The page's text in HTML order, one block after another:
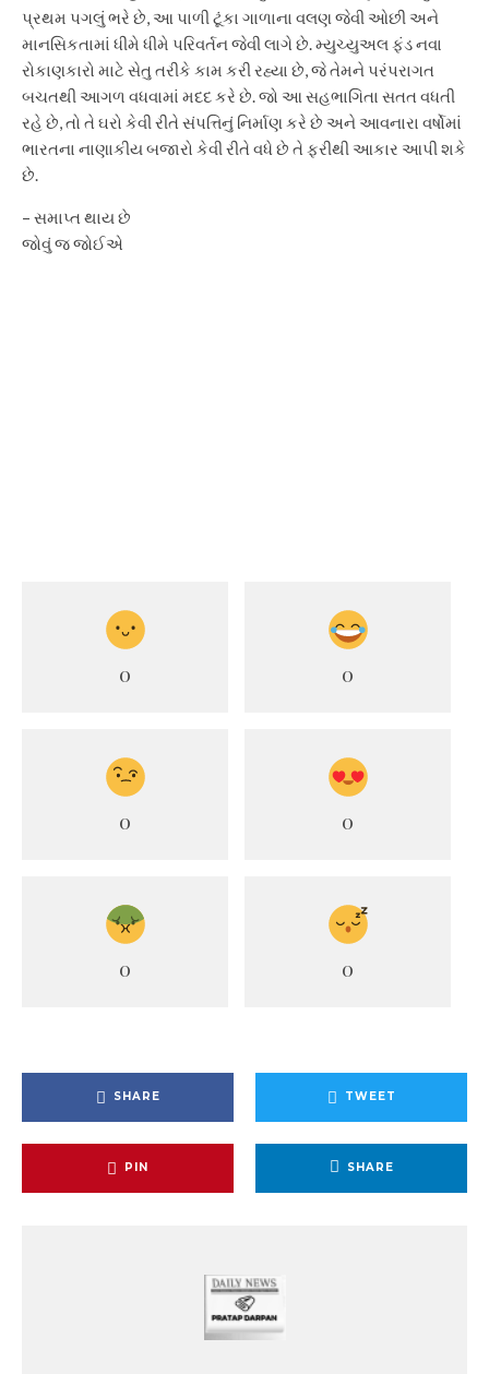
પ્રથમ પગલું ભરે છે, આ પાળી ટૂંકા ગાળાના વલણ જેવી ઓછી અને
માનસિકતામાં ધીમે ધીમે પરિવર્તન જેવી લાગે છે. મ્યુચ્યુઅલ ફંડ નવા
રોકાણકારો માટે સેતુ તરીકે કામ કરી રહ્યા છે, જે તેમને પરંપરાગત
બચતથી આગળ વધવામાં મદદ કરે છે. જો આ સહભાગિતા સતત વધતી
રહે છે, તો તે ઘરો કેવી રીતે સંપત્તિનું નિર્માણ કરે છે અને આવનારા વર્ષોમાં
ભારતના નાણાકીય બજારો કેવી રીતે વધે છે તે ફરીથી આકાર આપી શકે
છે.
– સમાપ્ત થાય છે
જોવું જ જોઈએ
0 0
0 0
0 0
SHARE TWEET
PIN SHARE